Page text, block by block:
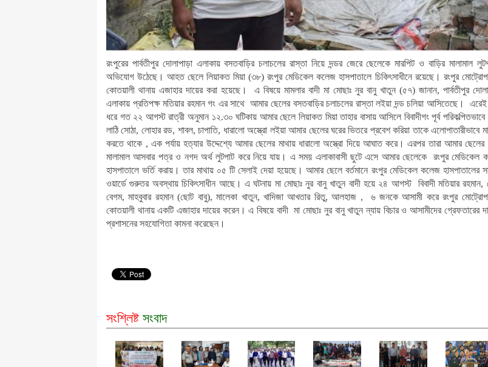
রংপুরের পার্বতীপুর দোলাপাড়া এলাকায় বসতবাড়ির চলাচলের রাস্তা নিয়ে দন্ডর জেরে ছেলেকে মারপিট ও বাড়ির মালামাল
অভিযোগ উঠেছে। আহত ছেলে লিয়াকত মিয়া (৩৮) রংপুর মেডিকেল কলেজ হাসপাতালে চিকিৎসাধীনে রয়েছে। রংপুর
কোতয়ালী থানায় এজাহার দায়ের করা হয়েছে। এ বিষয়ে মামলার বাদী মা মোছাঃ নুর বানু খাতুন (৫৭) জানান, পার্বতীপুর
এলাকায় প্রতিপক্ষ মতিয়ার রহমান গং এর সাথে আমার ছেলের বসতবাড়ির চলাচলের রাস্তা লইয়া দন্ড চলিয়া আসিতেছে।
ধরে গত ২২ আগস্ট রাত্রী অনুমান ১২.৩০ ঘটিকায় আমার ছেলে লিয়াকত মিয়া তাহার বাসায় আসিলে বিবাদীগং পূর্ব পরিকল্পিতভাবে
লাঠি সোঠা, লোহার রড, শাবল, চাপাতি, ধারালো অস্ত্রো লইয়া আমার ছেলের ঘরের ভিতরে প্রবেশ করিয়া তাকে এলোপাতারীভাবে
করতে থাকে , এক পর্যায় হত্যার উদ্দেশ্যে আমার ছেলের মাথায় ধারালো অস্ত্রো দিয়ে আঘাত করে। এরপর তারা আমার ছেলের
মালামাল আসবার পত্র ও নগদ অর্থ লুটপাট করে নিয়ে যায়। এ সময় এলাকাবাসী ছুটে এসে আমার ছেলেকে রংপুর মেডিকেল
হাসপাতালে ভর্তি করায়। তার মাথায় ০৫ টি সেলাই দেয়া হয়েছে। আমার ছেলে বর্তমানে রংপুর মেডিকেল কলেজ হাসপাতালের
ওয়ার্ডে গুরুতর অবস্থায় চিকিৎসাধীন আছে। এ ঘটনায় মা মোছাঃ নুর বানু খাতুন বাদী হয়ে ২৪ আগস্ট বিবাদী মতিয়ার রহমান,
বেগম, মাহবুবার রহমান (ছোট বাবু), মালেকা খাতুন, খাদিজা আখতার রিতু, আলহাজ , ৬ জনকে আসামী করে রংপুর
কোতয়ালী থানায় একটি এজাহার দায়ের করেন। এ বিষয়ে বাদী মা মোছাঃ নুর বানু খাতুন ন্যায় বিচার ও আসামীদের গ্রেফতারের
প্রশাসনের সহযোগিতা কামনা করেছেন।
সংশ্লিষ্ট সংবাদ